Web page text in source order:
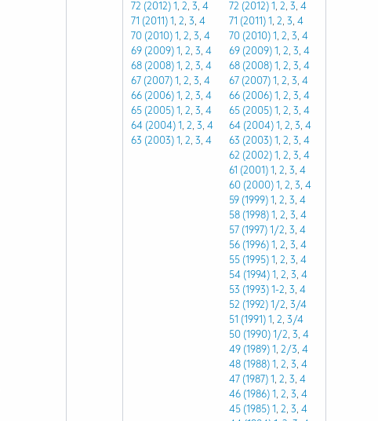
72 (2012) 1,2,3,4
71 (2011) 1,2,3,4
70 (2010) 1,2,3,4
69 (2009) 1,2,3,4
68 (2008) 1,2,3,4
67 (2007) 1,2,3,4
66 (2006) 1,2,3,4
65 (2005) 1,2,3,4
64 (2004) 1,2,3,4
63 (2003) 1,2,3,4
72 (2012) 1,2,3,4
71 (2011) 1,2,3,4
70 (2010) 1,2,3,4
69 (2009) 1,2,3,4
68 (2008) 1,2,3,4
67 (2007) 1,2,3,4
66 (2006) 1,2,3,4
65 (2005) 1,2,3,4
64 (2004) 1,2,3,4
63 (2003) 1,2,3,4
62 (2002) 1,2,3,4
61 (2001) 1,2,3,4
60 (2000) 1,2,3,4
59 (1999) 1,2,3,4
58 (1998) 1,2,3,4
57 (1997) 1/2,3,4
56 (1996) 1,2,3,4
55 (1995) 1,2,3,4
54 (1994) 1,2,3,4
53 (1993) 1-2,3,4
52 (1992) 1/2,3/4
51 (1991) 1,2,3/4
50 (1990) 1/2,3,4
49 (1989) 1,2/3,4
48 (1988) 1,2,3,4
47 (1987) 1,2,3,4
46 (1986) 1,2,3,4
45 (1985) 1,2,3,4